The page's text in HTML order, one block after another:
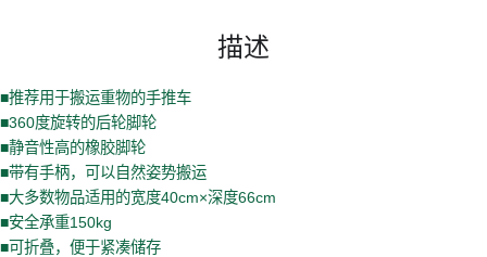
描述
■推荐用于搬运重物的手推车
■360度旋转的后轮脚轮
■静音性高的橡胶脚轮
■带有手柄，可以自然姿势搬运
■大多数物品适用的宽度40cm×深度66cm
■安全承重150kg
■可折叠，便于紧凑储存